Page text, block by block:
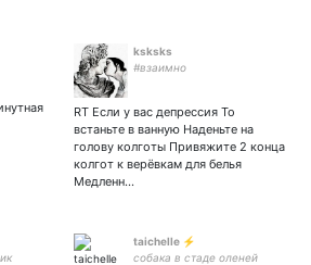
ksksks
#взаимно
RT Если у вас депрессия То
встаньте в ванную Наденьте на
голову колготы Привяжите 2 конца
колгот к верёвкам для белья
Медленн…
taichelle ⚡
собака в стаде оленей